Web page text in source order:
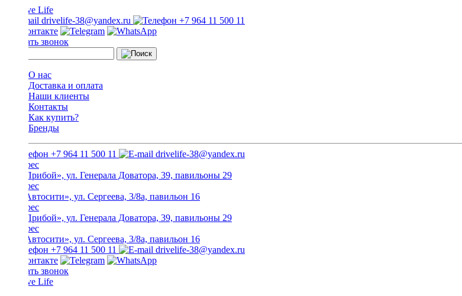
drivelife-38@yandex.ru +7 964 11 500 11
Заказать звонок
О нас
Доставка и оплата
Наши клиенты
Контакты
Как купить?
Бренды
+7 964 11 500 11 drivelife-38@yandex.ru
ТЦ «Прибой», ул. Генерала Доватора, 39, павильоны 29
ТЦ «Автосити», ул. Сергеева, 3/8а, павильон 16
ТЦ «Прибой», ул. Генерала Доватора, 39, павильоны 29
ТЦ «Автосити», ул. Сергеева, 3/8а, павильон 16
+7 964 11 500 11
drivelife-38@yandex.ru
Заказать звонок